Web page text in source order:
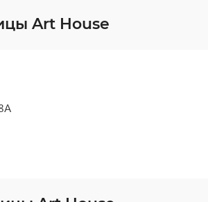
Art House